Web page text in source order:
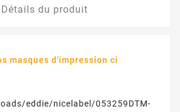
Détails du produit
masques d'impression ci
eddie/nicelabel/053259DTM-